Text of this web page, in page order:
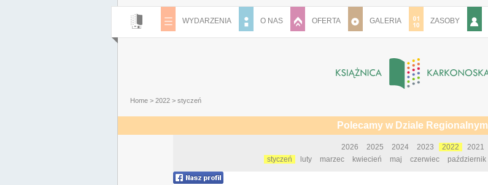
WYDARZENIA O NAS OFERTA GALERIA ZASOBY
Home > 2022 > styczeń
Polecamy w Dziale Regionalnym
2026 2025 2024 2023 2022
2021
styczeń luty marzec kwiecień maj czerwiec październik